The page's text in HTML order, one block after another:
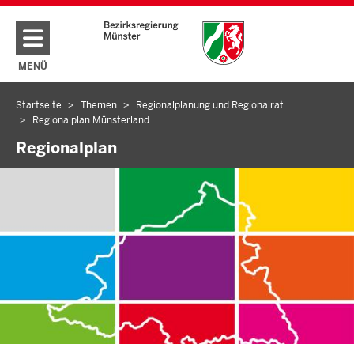
Direkt zum Inhalt
MENÜ
NAVIGATION AKTIVIEREN/DEAKTIVIEREN: HAUPTMENÜ
Sie
befinden
sich
hier
Startseite Themen
Regionalplanung und Regionalrat
Regionalplan Münsterland
Regionalplan